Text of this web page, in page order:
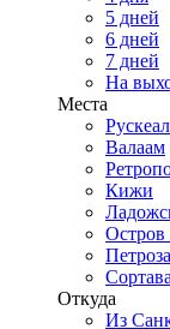
5 дней
6 дней
7 дней
На
Места
Валаам
Кижи
Остров
Откуда
Из